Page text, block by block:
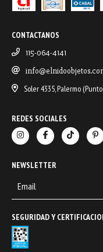
CONTACTANOS
115-064-4141
Soler 4335, Palermo
REDES SOCIALES
NEWSLETTER
SEGURIDAD Y